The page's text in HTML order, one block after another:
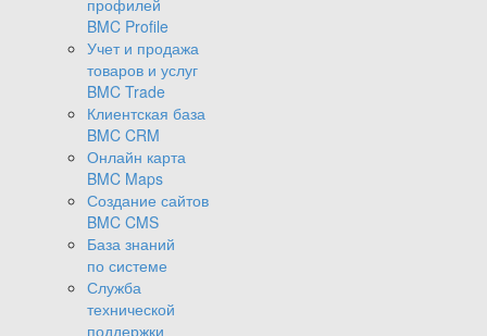
профилей
BMC Profile
Учет и продажа
товаров и услуг
BMC Trade
Клиентская база
BMC CRM
Онлайн карта
BMC Maps
Создание сайтов
BMC CMS
База знаний
по системе
Служба
технической
поддержки